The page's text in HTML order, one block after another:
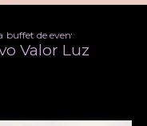
manha corporativo
buffet de evento corporativo
Valor Luz